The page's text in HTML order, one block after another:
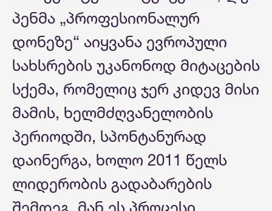
პენმა „პროფესიონალურ
დონეზე“ აიყვანა ევროპული
სახსრების უკანონოდ მიტაცების
სქემა, რომელიც ჯერ კიდევ მისი
მამის, ხელმძღვანელობის
პერიოდში, სპონტანურად
დაინერგა, ხოლო 2011 წელს
ლიდერობის გადაბარების
შემდეგ, მან ეს პროცესი